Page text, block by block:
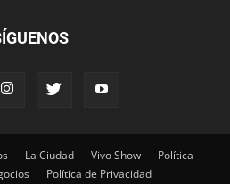
La Ciudad Vivo Show
Política
Política de Privacidad